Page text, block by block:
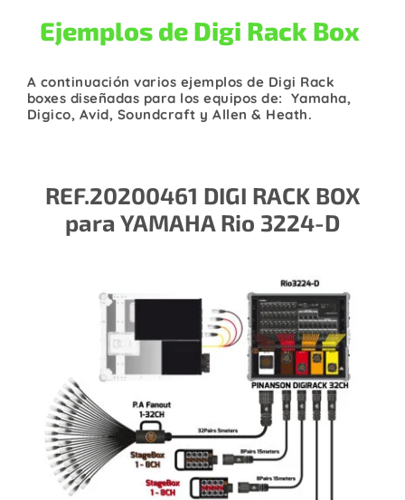
Ejemplos de Digi Rack Box
A continuación varios ejemplos de Digi Rack
boxes diseñadas para los equipos de: Yamaha,
Digico, Avid, Soundcraft y Allen & Heath.
REF.20200461 DIGI RACK BOX
para YAMAHA Rio 3224-D